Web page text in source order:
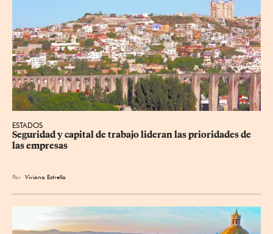
ESTADOS
Seguridad y capital de trabajo lideran las prioridades de
las empresas
Por Viviana Estrella